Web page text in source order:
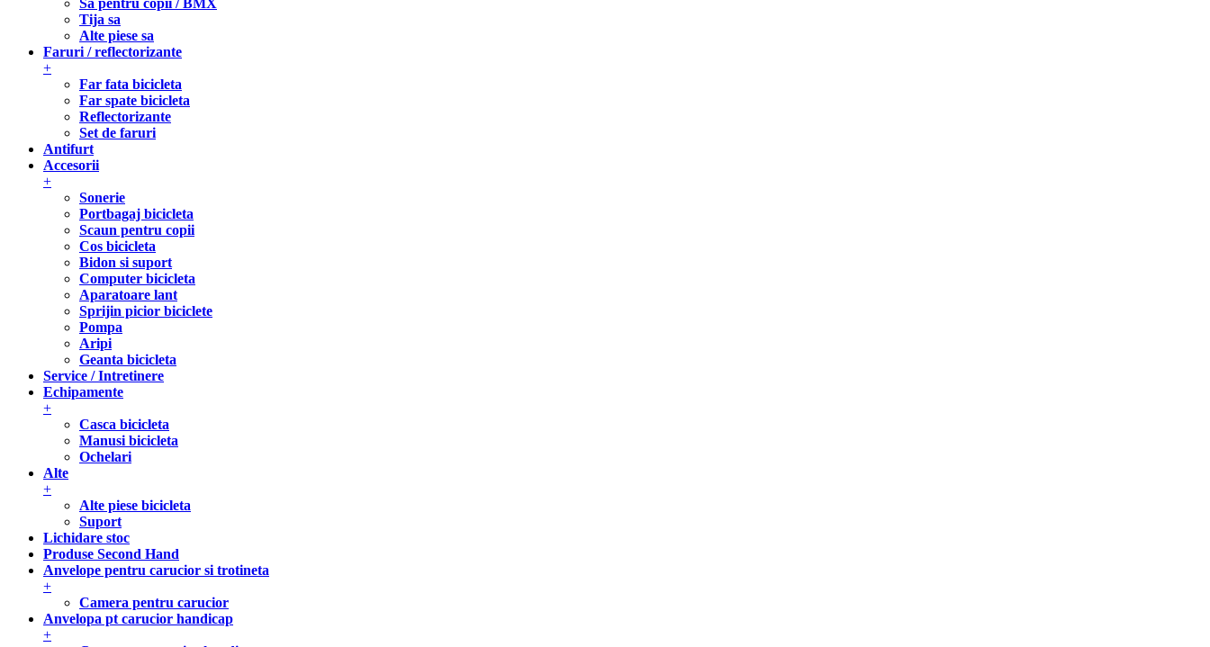
Sa pentru copii / BMX
Tija sa
Alte piese sa
Faruri / reflectorizante
+
Far fata bicicleta
Far spate bicicleta
Reflectorizante
Set de faruri
Antifurt
Accesorii
+
Sonerie
Portbagaj bicicleta
Scaun pentru copii
Cos bicicleta
Bidon si suport
Computer bicicleta
Aparatoare lant
Sprijin picior biciclete
Pompa
Aripi
Geanta bicicleta
Service / Intretinere
Echipamente
+
Casca bicicleta
Manusi bicicleta
Ochelari
Alte
+
Alte piese bicicleta
Suport
Lichidare stoc
Produse Second Hand
Anvelope pentru carucior si trotineta
+
Camera pentru carucior
Anvelopa pt carucior handicap
+